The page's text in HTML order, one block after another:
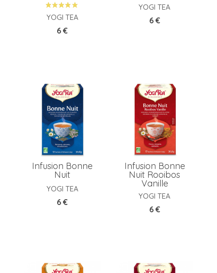
YOGI TEA
Prix
6 €
YOGI TEA
Prix
6 €
Infusion Bonne
Nuit
YOGI TEA
Prix
6 €
Infusion Bonne
Nuit Rooibos
Vanille
YOGI TEA
Prix
6 €